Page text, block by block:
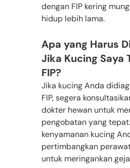
dengan FIP kering
hidup lebih lama.
Apa yang Harus
Jika Kucing Saya
FIP?
Jika kucing Anda
FIP, segera
dokter hewan untuk
pengobatan yang
kenyamanan kucing
pertimbangkan
untuk meringankan